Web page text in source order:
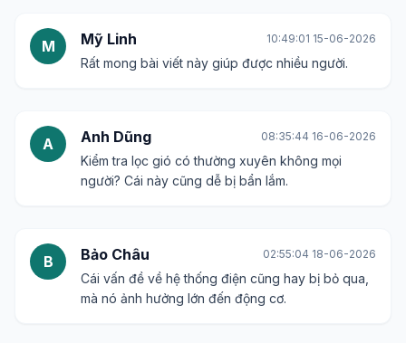
M Mỹ Linh 10:49:01 15-06-2026
Rất mong bài viết này giúp được nhiều người.
A Anh Dũng 08:35:44 16-06-2026
Kiểm tra lọc gió có thường xuyên không mọi
người? Cái này cũng dễ bị bẩn lắm.
B Bảo Châu 02:55:04 18-06-2026
Cái vấn đề về hệ thống điện cũng hay bị bỏ qua,
mà nó ảnh hưởng lớn đến động cơ.